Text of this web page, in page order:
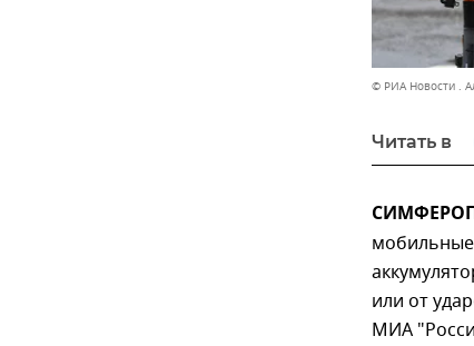
© РИА Новости .
Читать в
или от
МИА